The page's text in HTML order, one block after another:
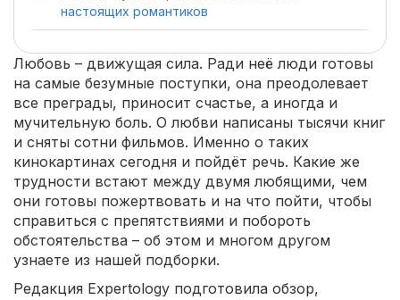
настоящих романтиков
Любовь – движущая сила. Ради неё люди готовы
на самые безумные поступки, она преодолевает
все преграды, приносит счастье, а иногда и
мучительную боль. О любви написаны тысячи книг
и сняты сотни фильмов. Именно о таких
кинокартинах сегодня и пойдёт речь. Какие же
трудности встают между двумя любящими, чем
они готовы пожертвовать и на что пойти, чтобы
справиться с препятствиями и побороть
обстоятельства – об этом и многом другом
узнаете из нашей подборки.
Редакция Expertology подготовила обзор,